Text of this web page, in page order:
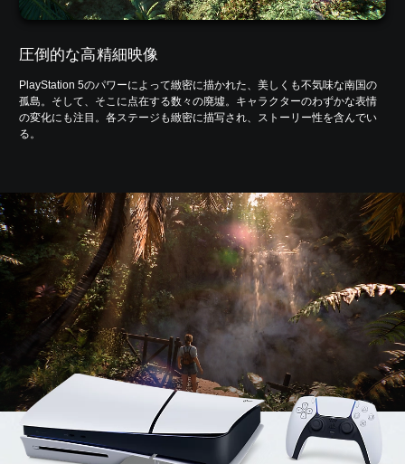
圧倒的な高精細映像
PlayStation 5のパワーによって緻密に描かれた、美しくも不気味な南国の
孤島。そして、そこに点在する数々の廃墟。キャラクターのわずかな表情
の変化にも注目。各ステージも緻密に描写され、ストーリー性を含んでい
る。